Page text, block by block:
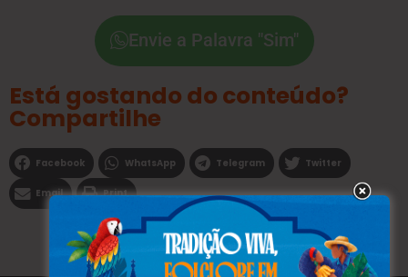
Envie a Palavra "Sim"
Está gostando do conteúdo?
Compartilhe
Facebook WhatsApp Telegram Twitter
Email Print